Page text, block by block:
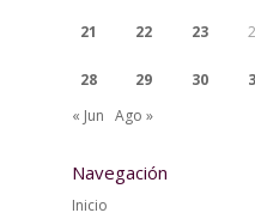
21 22 23
28 29 30
« Jun Ago »
Navegación
Inicio